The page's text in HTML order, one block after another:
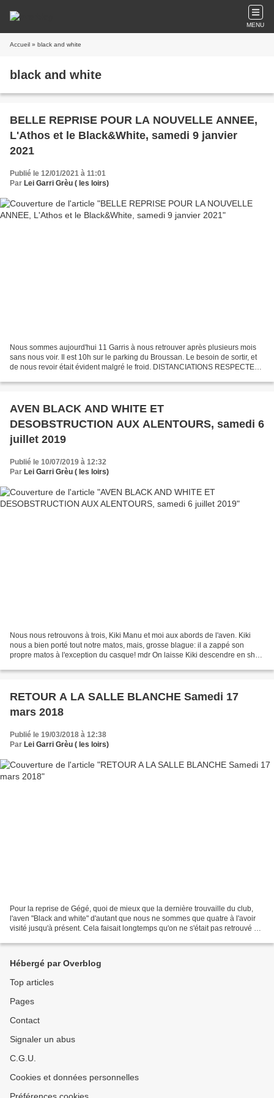
MENU
Accueil » black and white
black and white
BELLE REPRISE POUR LA NOUVELLE ANNEE,
L'Athos et le Black&White, samedi 9 janvier
2021
Publié le 12/01/2021 à 11:01
Par Lei Garri Grèu ( les loirs)
Nous sommes aujourd'hui 11 Garris à nous retrouver après plusieurs mois
sans nous voir. Il est 10h sur le parking du Broussan. Le besoin de sortir, et
de nous revoir était évident malgré le froid. DISTANCIATIONS RESPECTEES
AVEN BLACK AND WHITE ET
DESOBSTRUCTION AUX ALENTOURS, samedi 6
juillet 2019
Publié le 10/07/2019 à 12:32
Par Lei Garri Grèu ( les loirs)
Nous nous retrouvons à trois, Kiki Manu et moi aux abords de l'aven. Kiki
nous a bien porté tout notre matos, mais, grosse blague: il a zappé son
propre matos à l'exception du casque! mdr On laisse Kiki descendre en short
RETOUR A LA SALLE BLANCHE Samedi 17
mars 2018
Publié le 19/03/2018 à 12:38
Par Lei Garri Grèu ( les loirs)
Pour la reprise de Gégé, quoi de mieux que la dernière trouvaille du club,
l'aven "Black and white" d'autant que nous ne sommes que quatre à l'avoir
visité jusqu'à présent. Cela faisait longtemps qu'on ne s'était pas retrouvé si
Hébergé par Overblog
Top articles
Pages
Contact
Signaler un abus
C.G.U.
Cookies et données personnelles